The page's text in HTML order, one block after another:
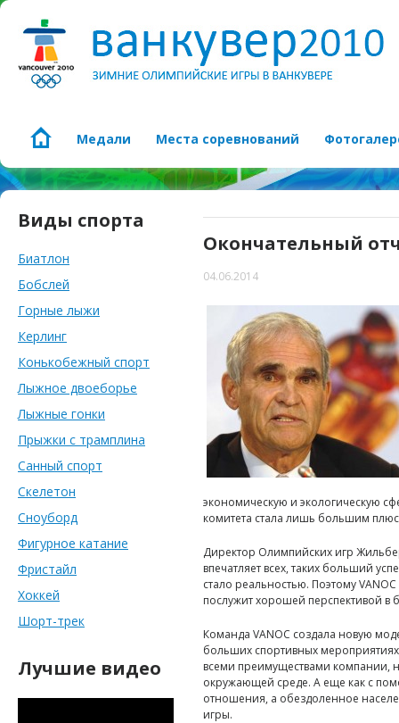
Медали Места соревнований
Виды спорта
Биатлон
Бобслей
Горные лыжи
Керлинг
Конькобежный спорт
Лыжное двоеборье
Лыжные гонки
Прыжки с трамплина
Санный спорт
Скелетон
Сноуборд
Фигурное катание
Фристайл
Хоккей
Шорт-трек
Лучшие видео
Окончательный
04.06.2014
экономическую и экологическую
комитета стала лишь большим
Директор Олимпийских игр
впечатляет всех, таких больший
стало реальностью. Поэтому
послужит хорошей перспективой в
Команда VANOC создала новую
больших спортивных
всеми преимуществами компании,
окружающей среде. А еще как с
отношения, а обездоленное
игры.